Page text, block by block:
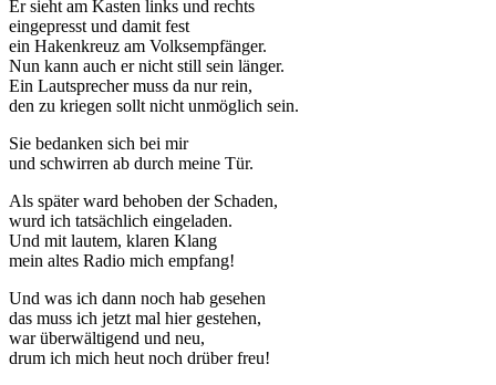
Er sieht am Kasten links und rechts
eingepresst und damit fest
ein Hakenkreuz am Volksempfänger.
Nun kann auch er nicht still sein länger.
Ein Lautsprecher muss da nur rein,
den zu kriegen sollt nicht unmöglich sein.
Sie bedanken sich bei mir
und schwirren ab durch meine Tür.
Als später ward behoben der Schaden,
wurd ich tatsächlich eingeladen.
Und mit lautem, klaren Klang
mein altes Radio mich empfang!
Und was ich dann noch hab gesehen
das muss ich jetzt mal hier gestehen,
war überwältigend und neu,
drum ich mich heut noch drüber freu!